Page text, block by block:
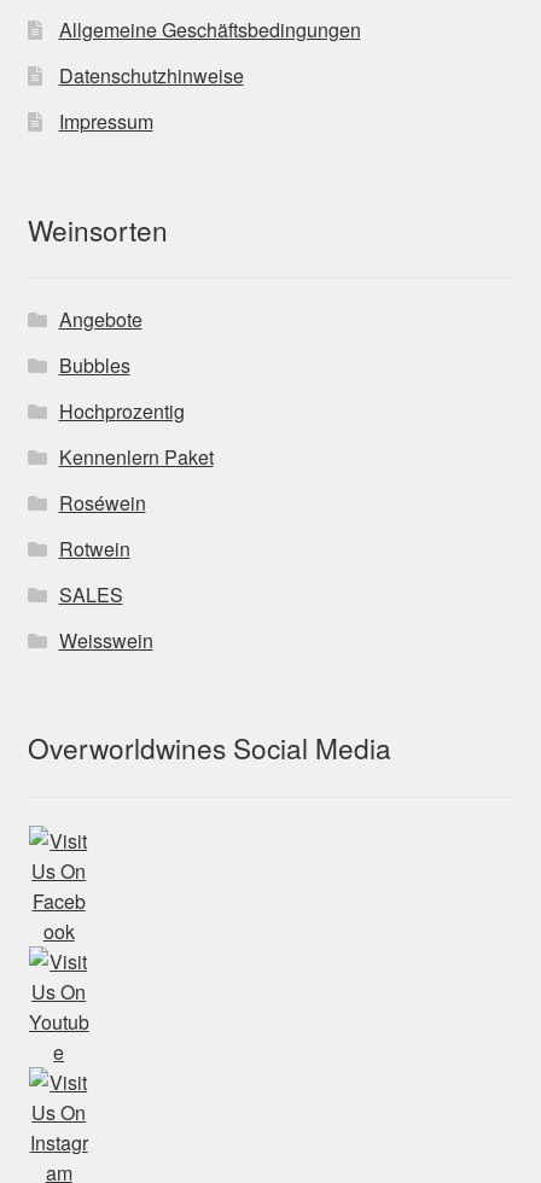
Allgemeine Geschäftsbedingungen
Datenschutzhinweise
Impressum
Weinsorten
Angebote
Bubbles
Hochprozentig
Kennenlern Paket
Roséwein
Rotwein
SALES
Weisswein
Overworldwines Social Media